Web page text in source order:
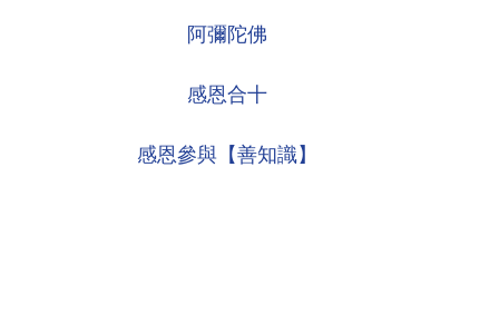
阿彌陀佛
感恩合十
感恩參與【善知識】